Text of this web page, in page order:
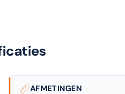
AFMETINGEN